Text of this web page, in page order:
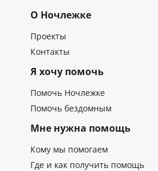
О Ночлежке
Проекты
Контакты
Я хочу помочь
Помочь Ночлежке
Помочь бездомным
Мне нужна помощь
Кому мы помогаем
Где и как получить помощь